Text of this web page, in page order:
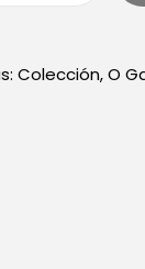
Colección,O